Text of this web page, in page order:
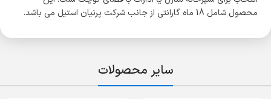
محصول شامل 18 ماه گارانتی از جانب شرکت پرنیان استیل می باشد.
سایر محصولات